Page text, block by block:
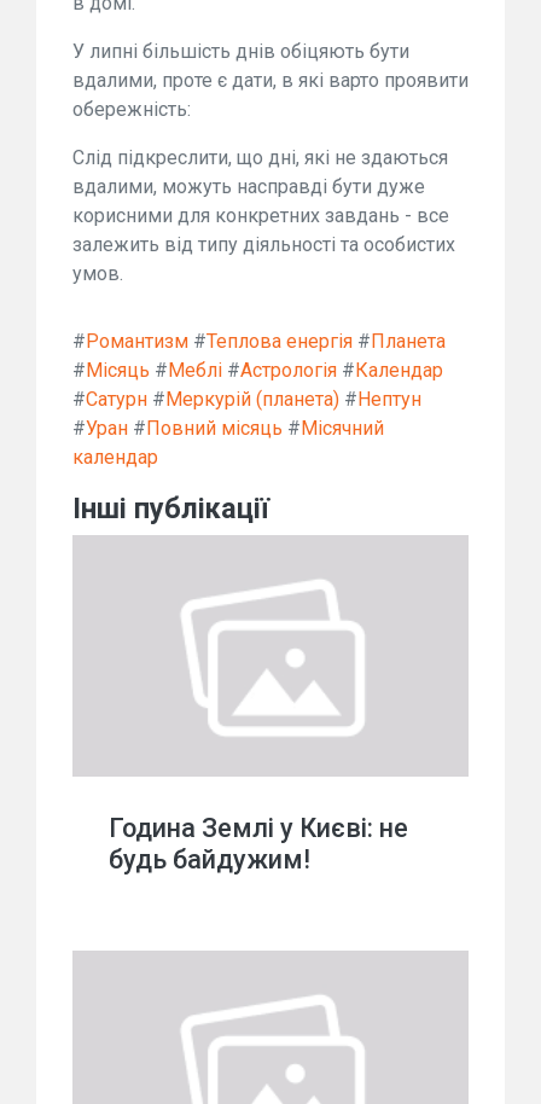
У липні більшість днів обіцяють бути
вдалими, проте є дати, в які варто проявити
обережність:
Слід підкреслити, що дні, які не здаються
вдалими, можуть насправді бути дуже
корисними для конкретних завдань - все
залежить від типу діяльності та особистих
умов.
#Романтизм #Теплова енергія #Планета
#Місяць #Меблі #Астрологія #Календар
#Сатурн #Меркурій (планета) #Нептун
#Уран #Повний місяць #Місячний
календар
Інші публікації
Година Землі у Києві: не
будь байдужим!